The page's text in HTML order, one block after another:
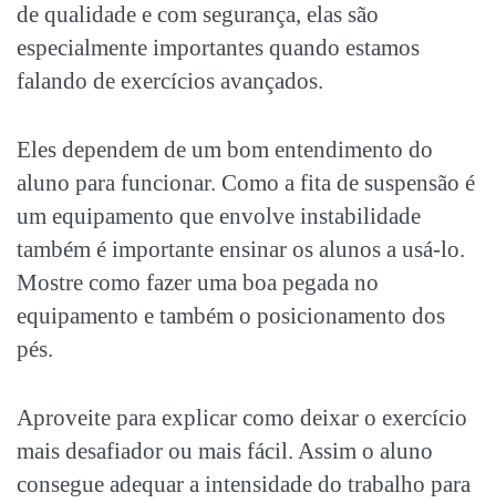
de qualidade e com segurança, elas são
especialmente importantes quando estamos
falando de exercícios avançados.
Eles dependem de um bom entendimento do
aluno para funcionar. Como a fita de suspensão é
um equipamento que envolve instabilidade
também é importante ensinar os alunos a usá-lo.
Mostre como fazer uma boa pegada no
equipamento e também o posicionamento dos
pés.
Aproveite para explicar como deixar o exercício
mais desafiador ou mais fácil. Assim o aluno
consegue adequar a intensidade do trabalho para